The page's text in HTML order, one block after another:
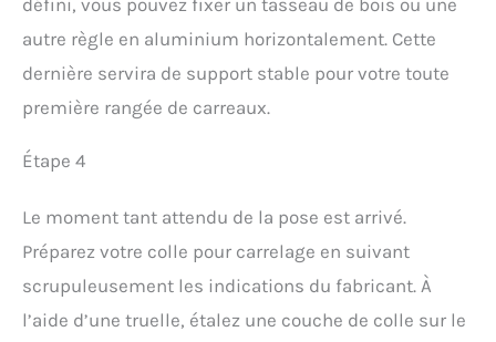
défini, vous pouvez fixer un tasseau de bois ou une
autre règle en aluminium horizontalement. Cette
dernière servira de support stable pour votre toute
première rangée de carreaux.
Étape 4
Le moment tant attendu de la pose est arrivé.
Préparez votre colle pour carrelage en suivant
scrupuleusement les indications du fabricant. À
l’aide d’une truelle, étalez une couche de colle sur le